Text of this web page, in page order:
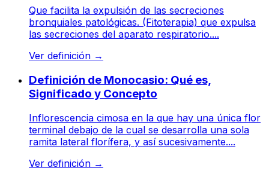
Que facilita la expulsión de las secreciones
bronquiales patológicas. (Fitoterapia) que expulsa
las secreciones del aparato respiratorio....
Ver definición →
Definición de Monocasio: Qué es,
Significado y Concepto
Inflorescencia cimosa en la que hay una única flor
terminal debajo de la cual se desarrolla una sola
ramita lateral florífera, y así sucesivamente....
Ver definición →